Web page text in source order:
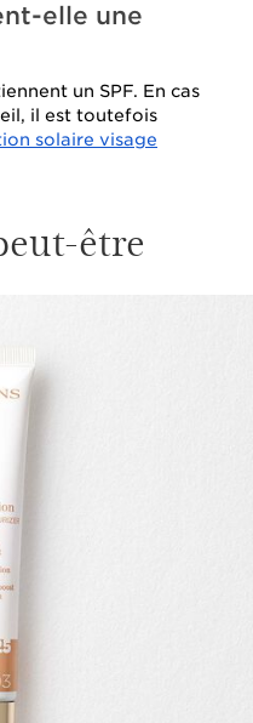
elle une
un SPF. En cas
il est toutefois
solaire visage
être